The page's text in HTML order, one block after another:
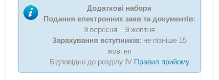
Додаткові набори
Подання електронних заяв та документів:
9 вересня – 9 жовтня
Зарахування вступників: не пізніше 15
жовтня
Відповідно до розділу IV Правил прийому